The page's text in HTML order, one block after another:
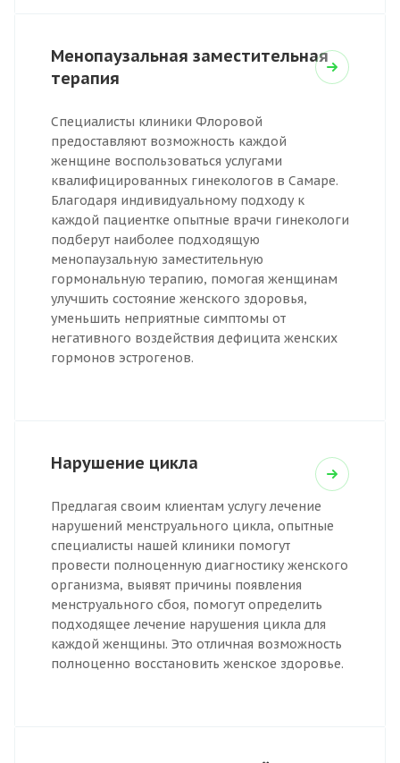
Менопаузальная заместительная
терапия
Специалисты клиники Флоровой
предоставляют возможность каждой
женщине воспользоваться услугами
квалифицированных гинекологов в Самаре.
Благодаря индивидуальному подходу к
каждой пациентке опытные врачи гинекологи
подберут наиболее подходящую
менопаузальную заместительную
гормональную терапию, помогая женщинам
улучшить состояние женского здоровья,
уменьшить неприятные симптомы от
негативного воздействия дефицита женских
гормонов эстрогенов.
Нарушение цикла
Предлагая своим клиентам услугу лечение
нарушений менструального цикла, опытные
специалисты нашей клиники помогут
провести полноценную диагностику женского
организма, выявят причины появления
менструального сбоя, помогут определить
подходящее лечение нарушения цикла для
каждой женщины. Это отличная возможность
полноценно восстановить женское здоровье.